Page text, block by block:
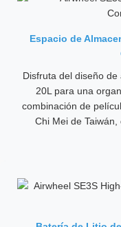
Espacio de
Disfruta del diseño
20L para una
combinación de
Chi Mei de